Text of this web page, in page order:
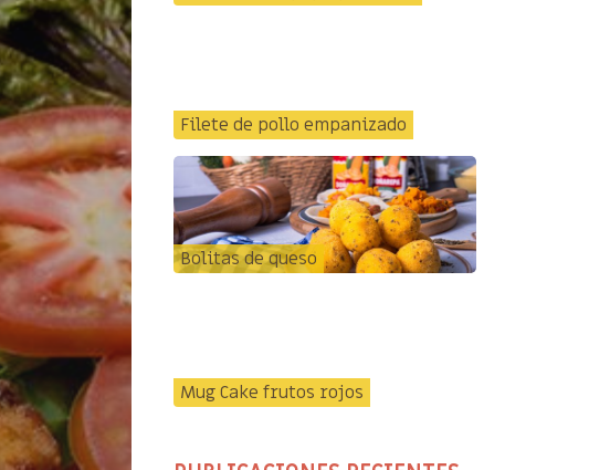
Filete de pollo empanizado
Bolitas de queso
Mug Cake frutos rojos